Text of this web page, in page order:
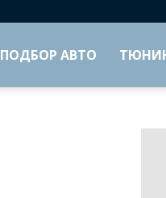
ПОДБОР АВТО